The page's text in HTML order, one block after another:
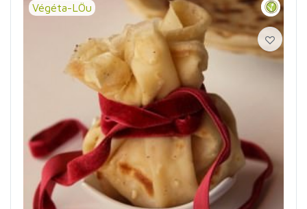
Végéta-LÖu